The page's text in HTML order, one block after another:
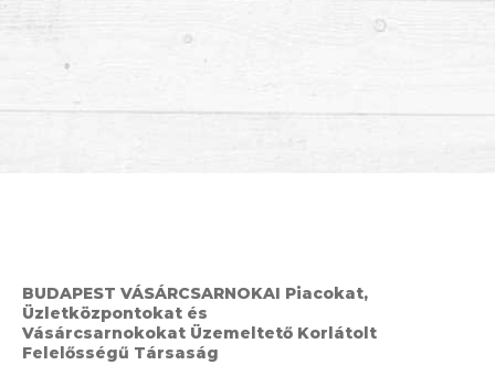
BUDAPEST VÁSÁRCSARNOKAI Piacokat,
Üzletközpontokat és
Vásárcsarnokokat Üzemeltető Korlátolt
Felelősségű Társaság